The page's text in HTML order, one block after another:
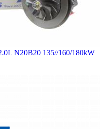
N20B20 135//160/180kW